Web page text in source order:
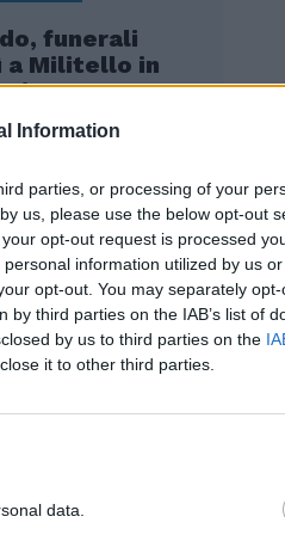
Information
parties, or processing of your
us, please use the below opt-out
opt-out request is processed
information utilized by us
opt-out. You may separately
third parties on the IAB’s list of
by us to third parties on the
it to other third parties.
data.
funerali
a Militello in
Camera
era parte di
insieme
quando
lo scontro con
della Rai, che lo
popolare».
replicò che